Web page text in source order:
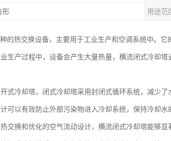
形 用途范
的热交换设备，主要用于工业生产和空调系统中。它
生产过程中，设备会产生大量热量，横流闭式冷却
式冷却塔，闭式冷却塔采用封闭式循环系统，减少了
可以有效防止外部污染物进入冷却系统，保持冷却水
交换和优化的空气流动设计，横流闭式冷却塔能够显